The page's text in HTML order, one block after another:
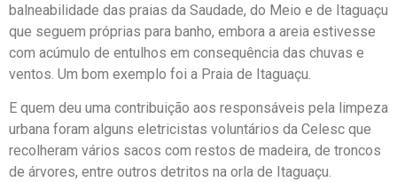
balneabilidade das praias da Saudade, do Meio e de Itaguaçu
que seguem próprias para banho, embora a areia estivesse
com acúmulo de entulhos em consequência das chuvas e
ventos. Um bom exemplo foi a Praia de Itaguaçu.
E quem deu uma contribuição aos responsáveis pela limpeza
urbana foram alguns eletricistas voluntários da Celesc que
recolheram vários sacos com restos de madeira, de troncos
de árvores, entre outros detritos na orla de Itaguaçu.